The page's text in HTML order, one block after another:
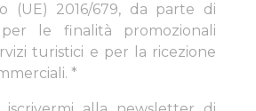
(UE) 2016/679, da parte di
per le finalità promozionali
turistici e per la ricezione
*